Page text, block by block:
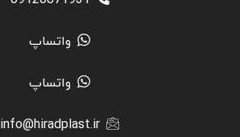
واتساپ
واتساپ
info@hiradplast.ir